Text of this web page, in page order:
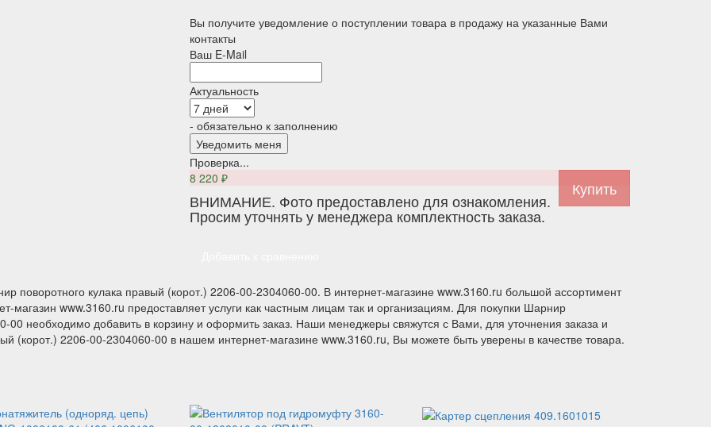
Вы получите уведомление о поступлении товара в продажу на указанные Вами
контакты
Ваш E-Mail
Актуальность
- обязательно к заполнению
Проверка...
8 220 ₽
ВНИМАНИЕ. Фото предоставлено для ознакомления.
Просим уточнять у менеджера комплектность заказа.
поворотного кулака правый (корот.) 2206-00-2304060-00. В интернет-магазине www.3160.ru большой ассортимент
магазин www.3160.ru предоставляет услуги как частным лицам так и организациям. Для покупки Шарнир
00 необходимо добавить в корзину и оформить заказ. Наши менеджеры свяжутся с Вами, для уточнения заказа и
(корот.) 2206-00-2304060-00 в нашем интернет-магазине www.3160.ru, Вы можете быть уверены в качестве товара.